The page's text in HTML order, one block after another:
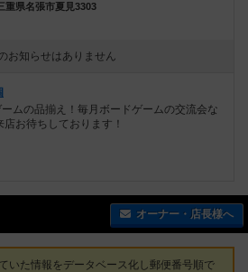
重県名張市夏見3303
お知らせはありません
ムの品揃え！毎月ボードゲームの交流会な
お待ちしております！
オーナー・店長様へ
いた情報をデータベース化し郵便番号順で